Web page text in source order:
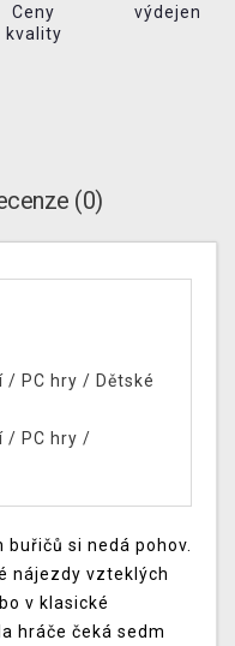
Ceny
kvality
výdejen
(0)
/ PC hry / Dětské
/ PC hry /
si nedá pohov.
nájezdy vzteklých
v klasické
hráče čeká sedm